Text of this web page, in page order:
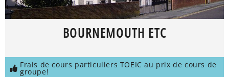
BOURNEMOUTH ETC
Frais de cours particuliers TOEIC au prix de cours de
groupe!